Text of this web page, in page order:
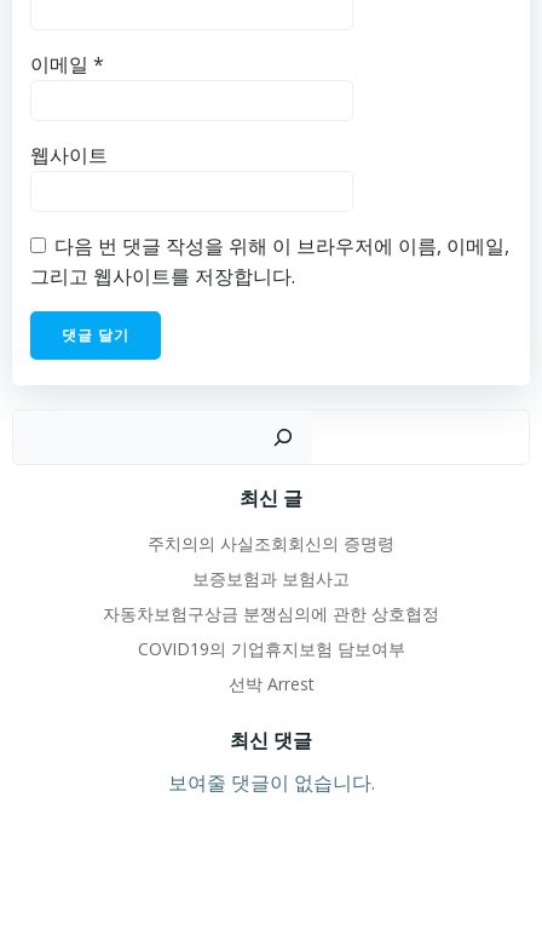
이메일 *
웹사이트
다음 번 댓글 작성을 위해 이 브라우저에 이름, 이메일,
그리고 웹사이트를 저장합니다.
최신 글
주치의의 사실조회회신의 증명령
보증보험과 보험사고
자동차보험구상금 분쟁심의에 관한 상호협정
COVID19의 기업휴지보험 담보여부
선박 Arrest
최신 댓글
보여줄 댓글이 없습니다.